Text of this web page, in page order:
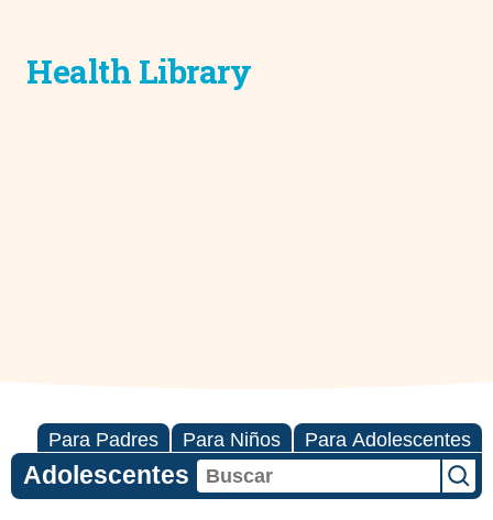
Health Library
Para Padres Para Niños Para Adolescentes
Adolescentes